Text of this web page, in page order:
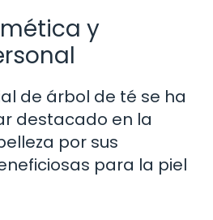
y
de árbol de té se ha
destacado en la
por sus
para la piel